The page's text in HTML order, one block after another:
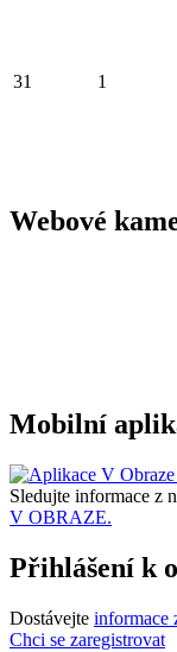
31 1
Webové
Mobilní
Sledujte informace z
V OBRAZE.
Přihlášení k
Dostávejte informace
Chci se zaregistrovat